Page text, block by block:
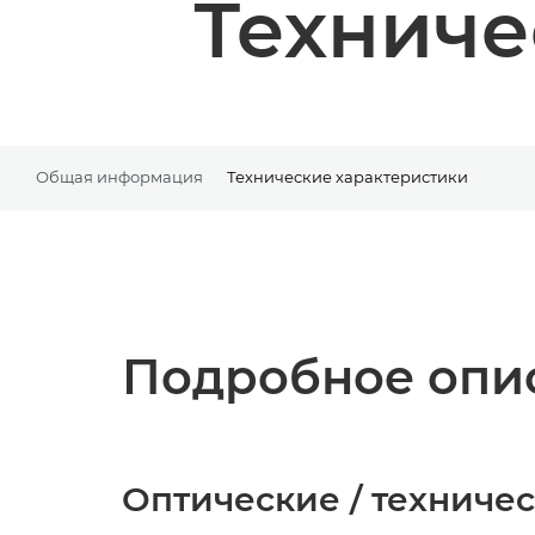
Общая информация Технические характеристики
Подробное
Оптические /